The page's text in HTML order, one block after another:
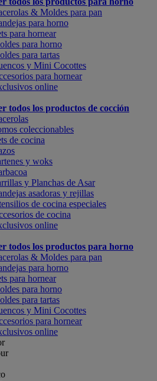
& Moldes para pan
para horno
para hornear
para horno
para tartas
y Mini Cocottes
para hornear
online
todos los productos de cocción
coleccionables
de cocina
y woks
y Planchas de Asar
asadoras y rejillas
de cocina especiales
de cocina
online
todos los productos para horno
& Moldes para pan
para horno
para hornear
para horno
para tartas
y Mini Cocottes
para hornear
online